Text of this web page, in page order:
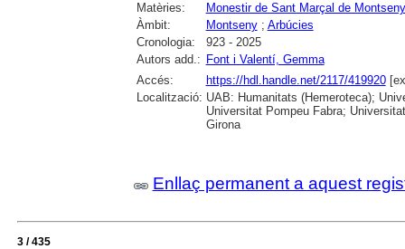
Matèries:
Monestir de Sant Marçal de Montseny
Àmbit:
Montseny; Arbúcies
Cronologia:
923 - 2025
Autors add.: Font i Valentí, Gemma
Accés:
https://hdl.handle.net/2117/419920
Localització: UAB: Humanitats (Hemeroteca);
Universitat Pompeu Fabra;
Girona
Enllaç permanent a aquest
3 / 435